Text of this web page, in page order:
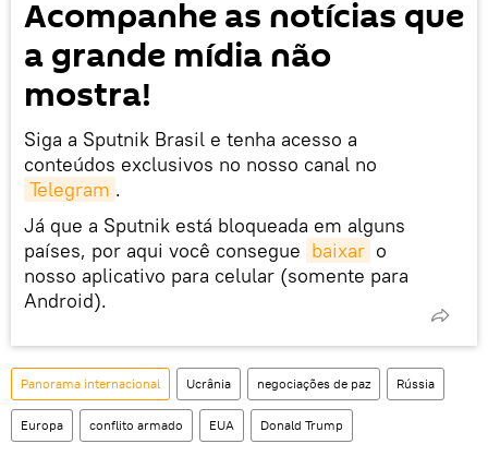
Acompanhe as notícias que
a grande mídia não
mostra!
Siga a Sputnik Brasil e tenha acesso a
conteúdos exclusivos no nosso canal no
Telegram .
Já que a Sputnik está bloqueada em alguns
países, por aqui você consegue baixar o
nosso aplicativo para celular (somente para
Android).
Panorama internacional Ucrânia negociações de paz Rússia
Europa conflito armado EUA Donald Trump